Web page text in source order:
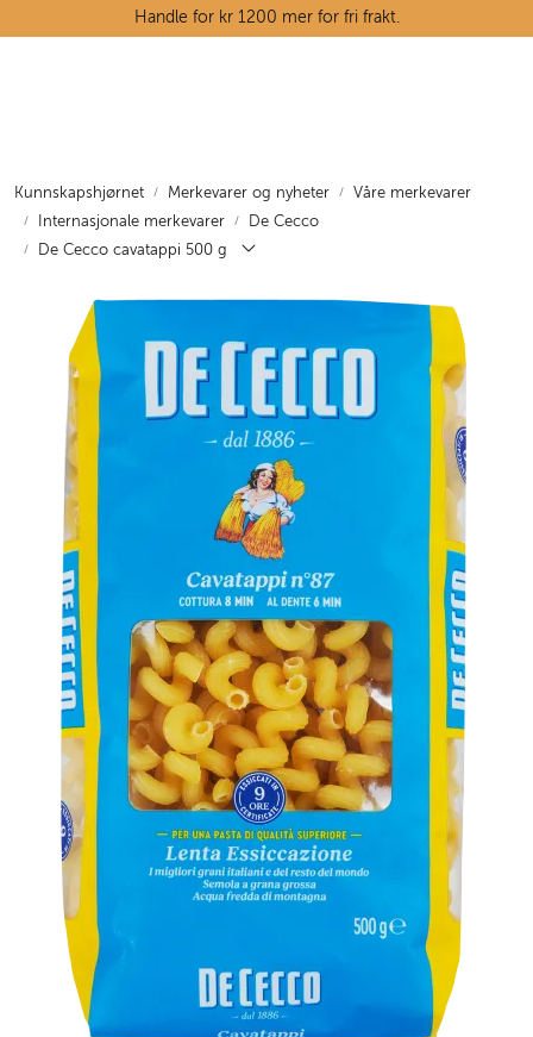
Skip to main contentHandle for kr 1200 mer for fri frakt.
Kunnskapshjørnet Merkevarer og nyheter
Våre merkevarer
Internasjonale merkevarer
De Cecco
De Cecco cavatappi 500 g
Tørrvarehylla
Grøntavdelingen
Oppskrifter
Kunnskapshjørnet